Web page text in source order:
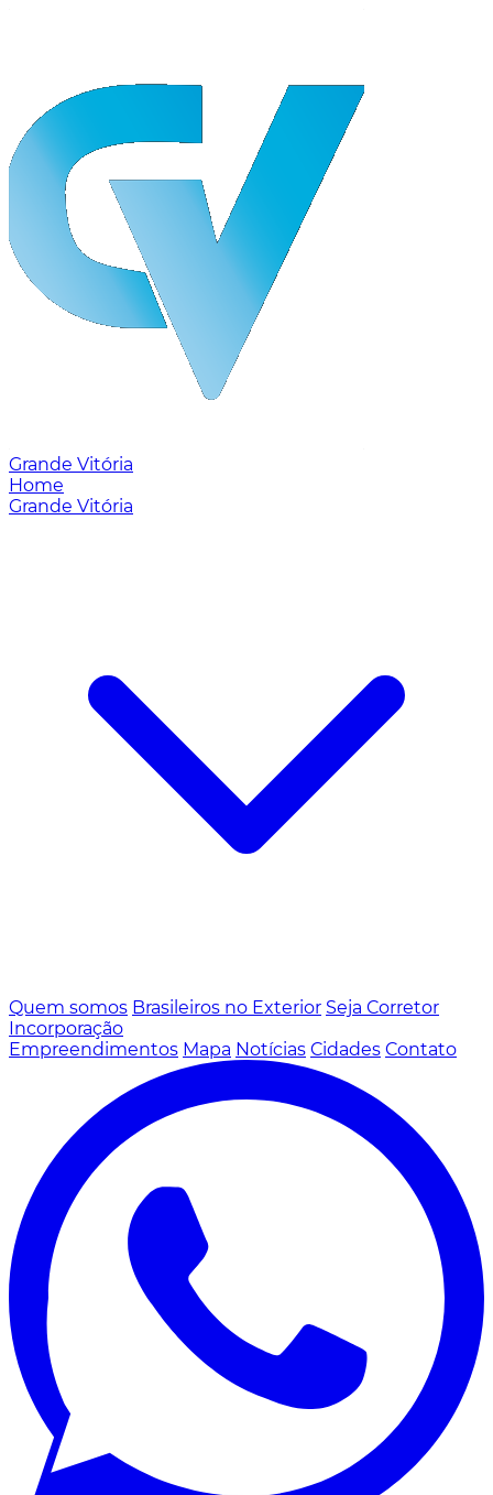
Grande Vitória
Home
Grande Vitória
Quem somos Brasileiros no Exterior Seja Corretor
Incorporação
Empreendimentos Mapa Notícias Cidades Contato